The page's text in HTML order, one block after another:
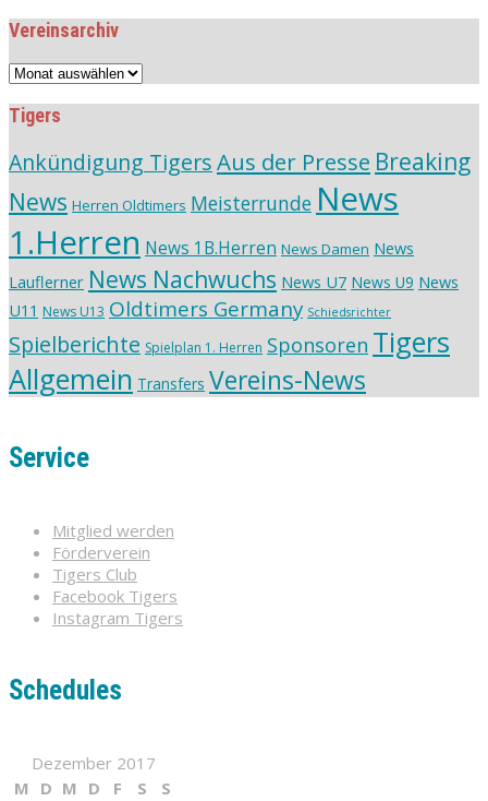
Vereinsarchiv
Vereinsarchiv
Tigers
Ankündigung TigersAus der Presse Breaking
News Herren Oldtimers Meisterrunde News
1.Herren News 1B.Herren News Damen News
Lauflerner News Nachwuchs News U7 News U9 News
U11 News U13 Oldtimers Germany Schiedsrichter
Spielberichte Spielplan 1. Herren Sponsoren Tigers
Allgemein Transfers Vereins-News
Service
Mitglied werden
Förderverein
Tigers Club
Facebook Tigers
Instagram Tigers
Schedules
Dezember 2017
M D M D F S
S